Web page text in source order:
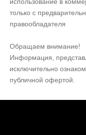
только с
правообладателя
Обращаем внимание!
Информация,
исключительно
публичной офертой.